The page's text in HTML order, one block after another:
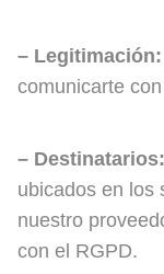
– Legitimación:
comunicarte
– Destinatarios:
ubicados en los
nuestro
con el RGPD.